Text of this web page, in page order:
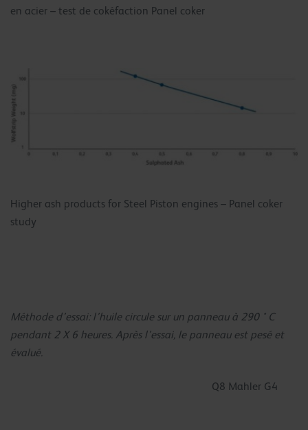
en acier – test de cokéfaction Panel coker
Higher ash products for Steel Piston engines – Panel coker
study
Méthode d’essai: l’huile circule sur un panneau à 290 ° C
pendant 2 X 6 heures. Après l’essai, le panneau est pesé et
évalué.
Q8 Mahler G4